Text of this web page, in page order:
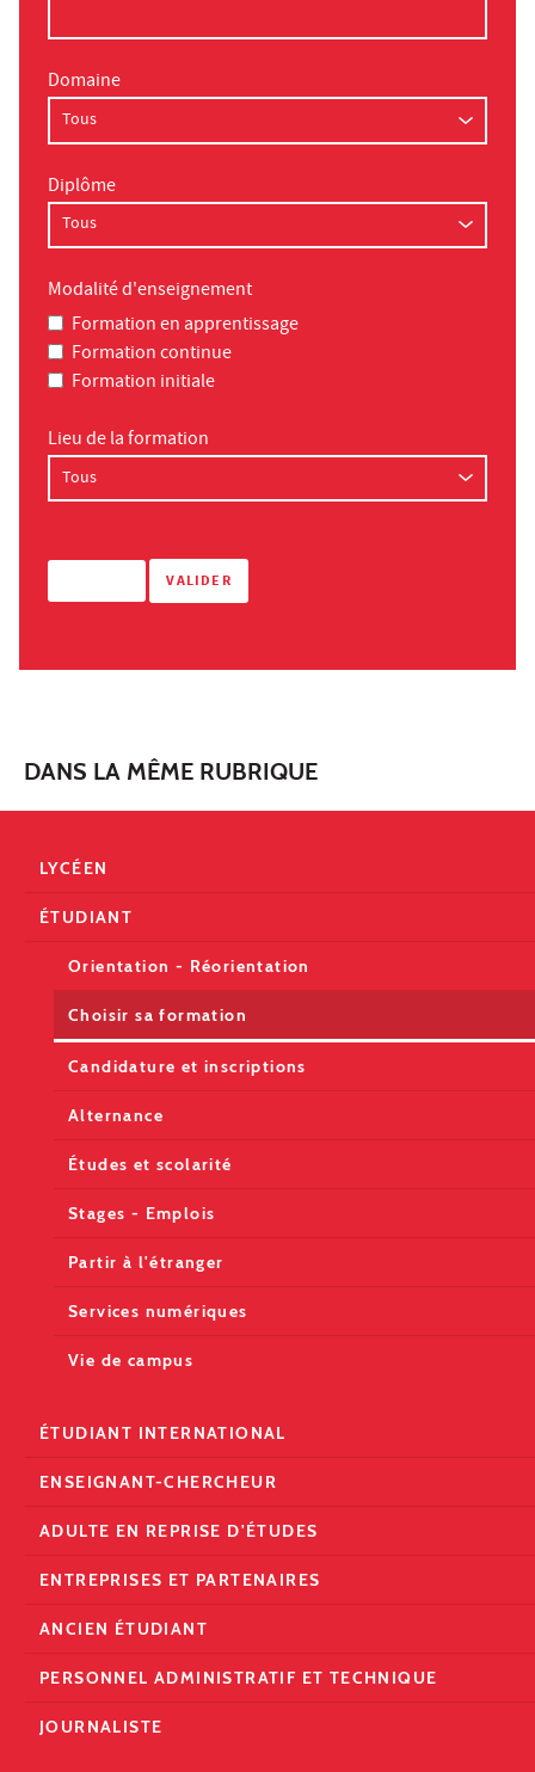
Domaine
Diplôme
Modalité d'enseignement
Formation en apprentissage
Formation continue
Formation initiale
Lieu de la formation
DANS LA MÊME RUBRIQUE
LYCÉEN
ÉTUDIANT
Orientation - Réorientation
Choisir sa formation
Candidature et inscriptions
Alternance
Études et scolarité
Stages - Emplois
Partir à l'étranger
Services numériques
Vie de campus
ÉTUDIANT INTERNATIONAL
ENSEIGNANT-CHERCHEUR
ADULTE EN REPRISE D'ÉTUDES
ENTREPRISES ET PARTENAIRES
ANCIEN ÉTUDIANT
PERSONNEL ADMINISTRATIF ET TECHNIQUE
JOURNALISTE